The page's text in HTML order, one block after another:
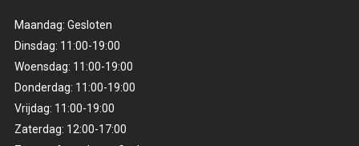
Maandag: Gesloten
Dinsdag: 11:00-19:00
Woensdag: 11:00-19:00
Donderdag: 11:00-19:00
Vrijdag: 11:00-19:00
Zaterdag: 12:00-17:00